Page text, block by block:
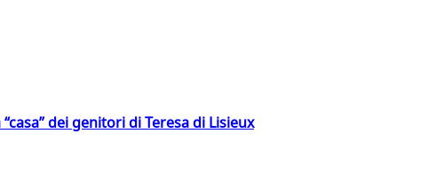
dei genitori di Teresa di Lisieux